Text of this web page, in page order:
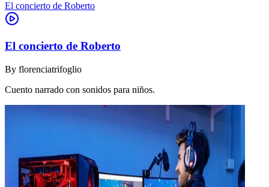
El concierto de Roberto
El concierto de Roberto
By florenciatrifoglio
Cuento narrado con sonidos para niños.